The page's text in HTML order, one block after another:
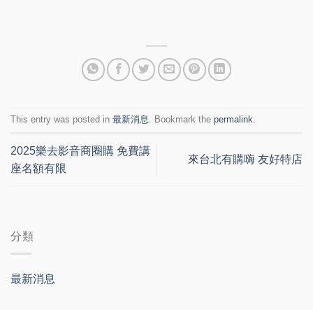
分類
最新消息
This entry was posted in 最新消息. Bookmark the permalink.
2025樂去影音商圈購 免費講
座名額有限
來台北有購嗨 友好特店